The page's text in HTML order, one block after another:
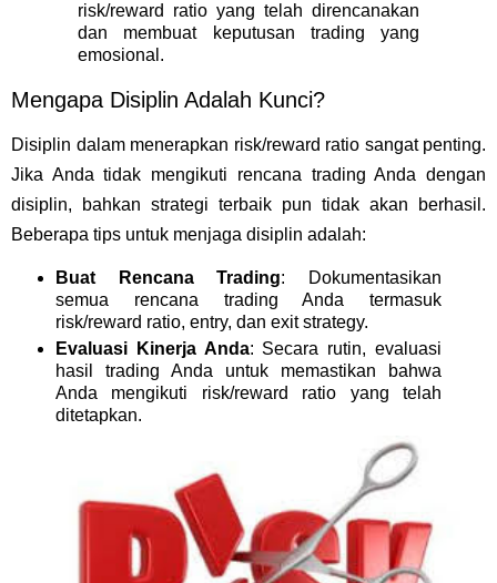
risk/reward ratio yang telah direncanakan
dan membuat keputusan trading yang
emosional.
Mengapa Disiplin Adalah Kunci?
Disiplin dalam menerapkan risk/reward ratio sangat penting.
Jika Anda tidak mengikuti rencana trading Anda dengan
disiplin, bahkan strategi terbaik pun tidak akan berhasil.
Beberapa tips untuk menjaga disiplin adalah:
Buat Rencana Trading: Dokumentasikan
semua rencana trading Anda termasuk
risk/reward ratio, entry, dan exit strategy.
Evaluasi Kinerja Anda: Secara rutin, evaluasi
hasil trading Anda untuk memastikan bahwa
Anda mengikuti risk/reward ratio yang telah
ditetapkan.